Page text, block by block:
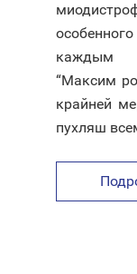
каждым
“Максим
крайней
пухляш